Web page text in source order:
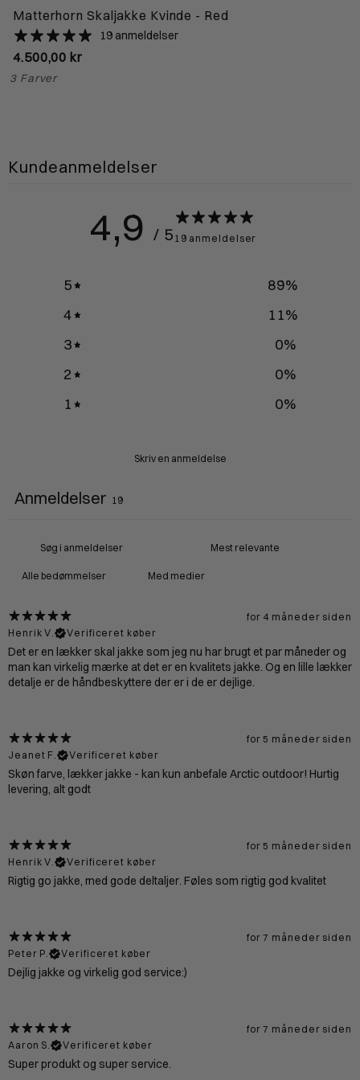
Matterhorn Skaljakke Kvinde - Red
19 anmeldelser
4.500,00 kr
3 Farver
Kundeanmeldelser
4,9 / 5 19 anmeldelser
5 89%
4
11%
3
0%
2
0%
1
0%
Skriv en anmeldelse
Anmeldelser 19
Med medier
for 4 måneder siden
Henrik V.
Verificeret køber
Det er en lækker skal jakke som jeg nu har brugt et par måneder og
man kan virkelig mærke at det er en kvalitets jakke. Og en lille lækker
detalje er de håndbeskyttere der er i de er dejlige.
for 5 måneder siden
Jeanet F.
Verificeret køber
Skøn farve, lækker jakke - kan kun anbefale Arctic outdoor! Hurtig
levering, alt godt
for 5 måneder siden
Henrik V.
Verificeret køber
Rigtig go jakke, med gode deltaljer. Føles som rigtig god kvalitet
for 7 måneder siden
Peter P.
Verificeret køber
Dejlig jakke og virkelig god service:)
for 7 måneder siden
Aaron S.
Verificeret køber
Super produkt og super service.